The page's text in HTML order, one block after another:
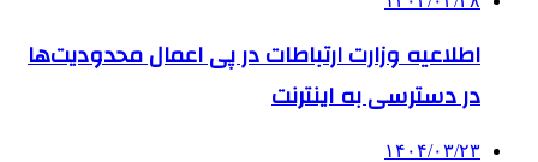
اطلاعیه وزارت ارتباطات در پی اعمال محدودیت‌ها
در دسترسی به اینترنت
۱۴۰۴/۰۳/۲۳